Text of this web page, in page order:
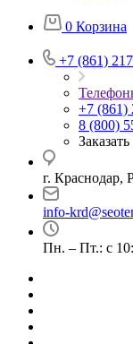
0 Корзина
+7 (861)
+7 (861)
8 (800)
г. Краснодар,
info-
Пн. – Пт.: с